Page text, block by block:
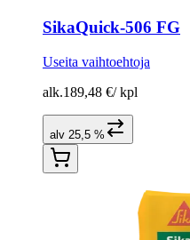
SikaQuick-506 FG
Useita vaihtoehtoja
alk.189,48 €/ kpl
alv 25,5 %